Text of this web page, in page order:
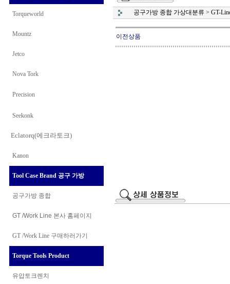
Torqueworld
Mountz
Jetco
Nova Tork
Precision
Seekonk
Eclatorq(에크라토크)
Kanon
Tool Case Brand 공구 가방
공구가방 종합
GT /Work Line 본사 홈페이지
GT /Work Line 구매하러가기
Torque Tools Product
유압토크렌치
공구가방 종합 가상대분류 > GT-
이전상품